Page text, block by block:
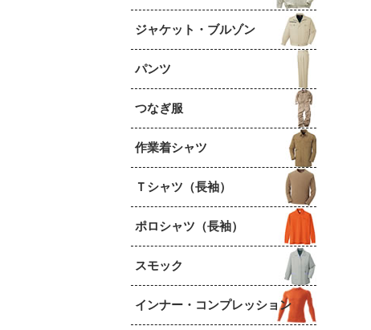
ジャケット・ブルゾン
パンツ
つなぎ服
作業着シャツ
Ｔシャツ（長袖）
ポロシャツ（長袖）
スモック
インナー・コンプレッション